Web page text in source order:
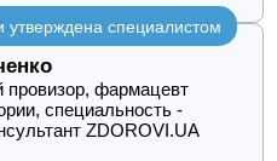
утверждена специалистом
провизор, фармацевт
специальность -
ZDOROVI.UA